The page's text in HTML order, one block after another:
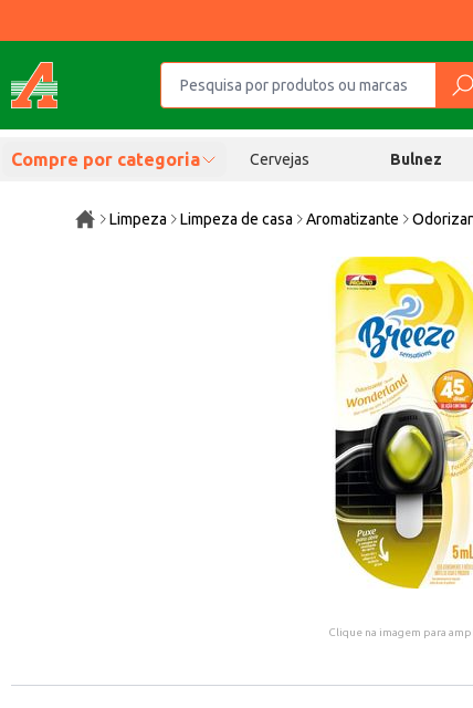
Compre por categoria Cervejas Bulnez
Limpeza Limpeza de casa Aromatizante
Clique na imagem para